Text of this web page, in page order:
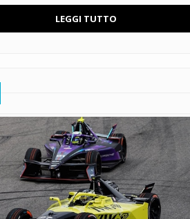
LEGGI TUTTO